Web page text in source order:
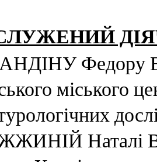
Федору
міського
Наталі